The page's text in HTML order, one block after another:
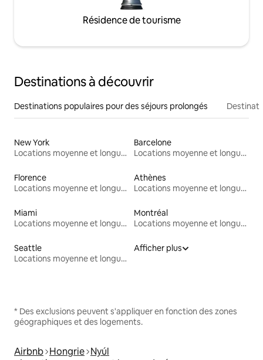
Résidence de tourisme
Destinations à découvrir
Destinations populaires pour des séjours prolongés
New York
Locations moyenne et longue durée
Barcelone
Locations moyenne et longue durée
Florence
Locations moyenne et longue durée
Athènes
Locations moyenne et longue durée
Miami
Locations moyenne et longue durée
Montréal
Locations moyenne et longue durée
Seattle
Locations moyenne et longue durée
Afficher plus
* Des exclusions peuvent s'appliquer en fonction des zones
géographiques et des logements.
Airbnb Hongrie Nyúl